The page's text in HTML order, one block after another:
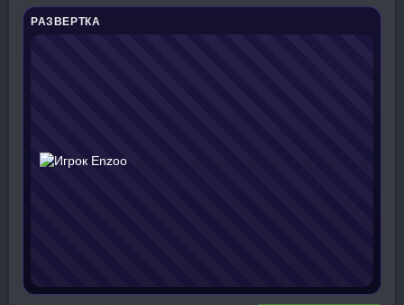
РАЗВЕРТКА